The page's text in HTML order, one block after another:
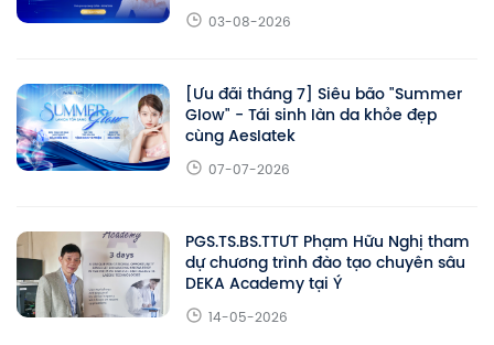
03-08-2026
[Ưu đãi tháng 7] Siêu bão "Summer
Glow" - Tái sinh làn da khỏe đẹp
cùng Aeslatek
07-07-2026
PGS.TS.BS.TTƯT Phạm Hữu Nghị tham
dự chương trình đào tạo chuyên sâu
DEKA Academy tại Ý
14-05-2026